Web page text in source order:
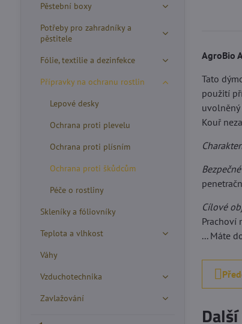
AgroBio
Tato
použití
uvolněný
Kouř
Cílové
Prachoví
... Máte
Pěstební boxy
Potřeby pro zahradníky a
pěstitele
Fólie, textilie a dezinfekce
Přípravky na ochranu rostlin
Lepové desky
Ochrana proti plevelu
Ochrana proti plísním
Ochrana proti škůdcům
Péče o rostliny
Skleníky a fóliovníky
Teplota a vlhkost
Váhy
Vzduchotechnika
Zavlažování